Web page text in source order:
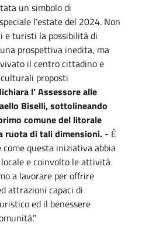
un simbolo di
l’estate del 2024. Non
e turisti la possibilità di
prospettiva inedita, ma
il centro cittadino e
proposti
l’ Assessore alle
Biselli, sottolineando
comune del litorale
ruota di tali dimensioni. - È
come questa iniziativa abbia
e coinvolto le attività
a lavorare per offrire
attrazioni capaci di
ed il benessere